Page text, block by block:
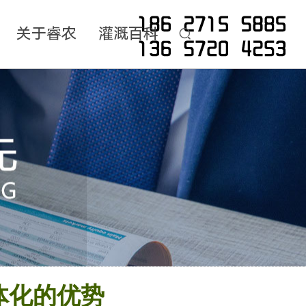
化的优势
关于睿农 灌溉百科